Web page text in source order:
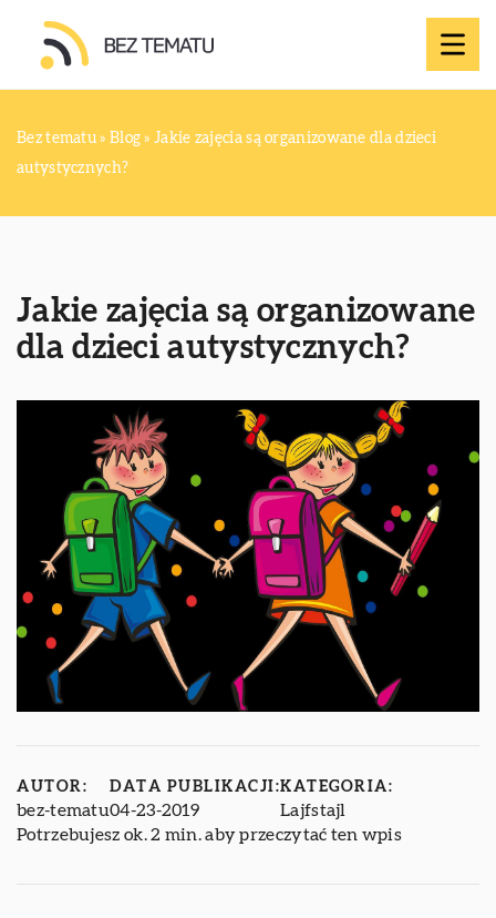
Bez tematu » Blog »Jakie zajęcia są organizowane dla dzieci
autystycznych?
Jakie zajęcia są organizowane
dla dzieci autystycznych?
AUTOR:
bez-tematu
DATA PUBLIKACJI:
04-23-2019
KATEGORIA:
Lajfstajl
Potrzebujesz ok. 2 min. aby przeczytać ten wpis